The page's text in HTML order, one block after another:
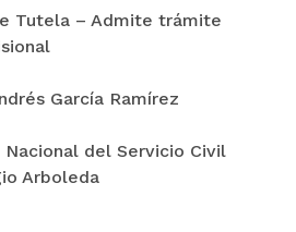
Tutela – Admite trámite
García Ramírez
Nacional del Servicio Civil
Arboleda